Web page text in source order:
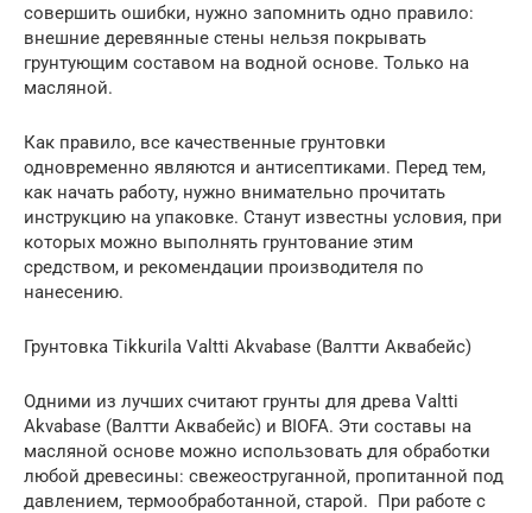
совершить ошибки, нужно запомнить одно правило:
внешние деревянные стены нельзя покрывать
грунтующим составом на водной основе. Только на
масляной.
Как правило, все качественные грунтовки
одновременно являются и антисептиками. Перед тем,
как начать работу, нужно внимательно прочитать
инструкцию на упаковке. Станут известны условия, при
которых можно выполнять грунтование этим
средством, и рекомендации производителя по
нанесению.
Грунтовка Tikkurila Valtti Akvabase (Валтти Аквабейс)
Одними из лучших считают грунты для древа Valtti
Akvabase (Валтти Аквабейс) и BIOFA. Эти составы на
масляной основе можно использовать для обработки
любой древесины: свежеоструганной, пропитанной под
давлением, термообработанной, старой. При работе с